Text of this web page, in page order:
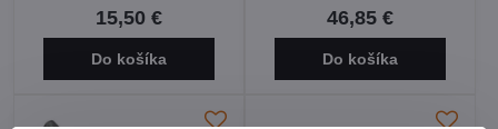
15,50 €
Do košíka
46,85 €
Do košíka